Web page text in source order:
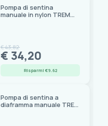
Pompa di sentina
manuale in nylon TREM
€ 43,82
€ 34,20
Risparmi €9.62
Pompa di sentina a
diaframma manuale TREM